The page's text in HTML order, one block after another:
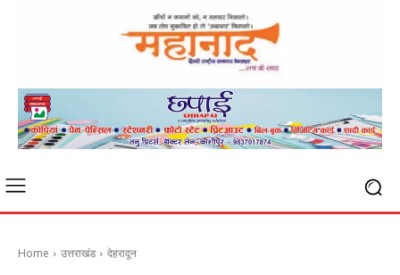
Home उत्तराखंड देहरादून